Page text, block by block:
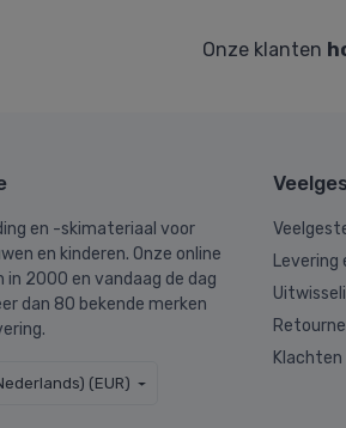
Onze klanten
en -skimateriaal voor
en kinderen. Onze online
in 2000 en vandaag de dag
dan 80 bekende merken
(EUR)
Levering
Klachten